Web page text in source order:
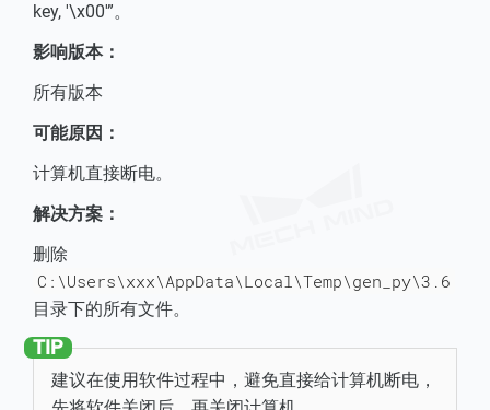
key, '\x00'”。
影响版本：
所有版本
可能原因：
计算机直接断电。
解决方案：
删除
C:\Users\xxx\AppData\Local\Temp\gen_py\3.6
目录下的所有文件。
建议在使用软件过程中，避免直接给计算机断电，